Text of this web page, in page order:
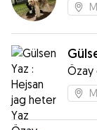
Özay